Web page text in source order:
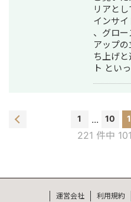
リアと
インサ
、グロ
アップ
ち上げ
ト とい
1 ... 10
221 件中
運営会社 利用規約